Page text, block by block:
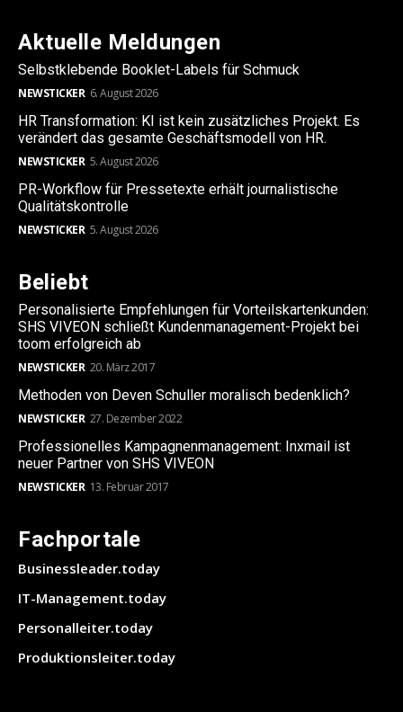
Aktuelle Meldungen
Selbstklebende Booklet-Labels für Schmuck
NEWSTICKER 6. August 2026
HR Transformation: KI ist kein zusätzliches Projekt. Es
verändert das gesamte Geschäftsmodell von HR.
NEWSTICKER 5. August 2026
PR-Workflow für Pressetexte erhält journalistische
Qualitätskontrolle
NEWSTICKER 5. August 2026
Beliebt
Personalisierte Empfehlungen für Vorteilskartenkunden:
SHS VIVEON schließt Kundenmanagement-Projekt bei
toom erfolgreich ab
NEWSTICKER 20. März 2017
Methoden von Deven Schuller moralisch bedenklich?
NEWSTICKER 27. Dezember 2022
Professionelles Kampagnenmanagement: Inxmail ist
neuer Partner von SHS VIVEON
NEWSTICKER 13. Februar 2017
Fachportale
Businessleader.today
IT-Management.today
Personalleiter.today
Produktionsleiter.today